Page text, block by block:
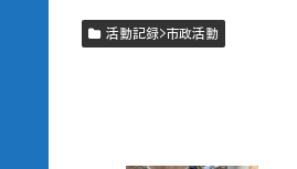
活動記録>市政活動